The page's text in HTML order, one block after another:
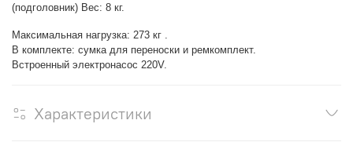
(подголовник) Вес: 8 кг.
Максимальная нагрузка: 273 кг .
В комплекте: сумка для переноски и ремкомплект.
Встроенный электронасос 220V.
Характеристики